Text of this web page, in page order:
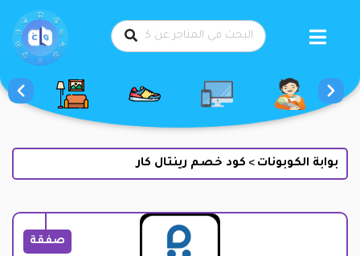
بوابة الكوبونات > كود خصم رينتال كار
صفقة